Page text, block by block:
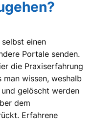
einen
Portale senden.
die Praxiserfahrung
wissen, weshalb
gelöscht werden
dem
Erfahrene